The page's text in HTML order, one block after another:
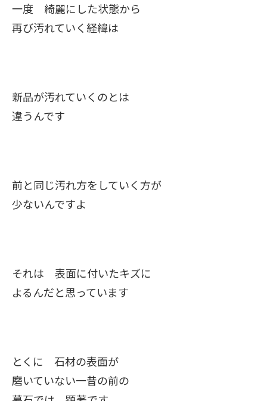
一度 綺麗にした状態から
再び汚れていく経緯は
新品が汚れていくのとは
違うんです
前と同じ汚れ方をしていく方が
少ないんですよ
それは 表面に付いたキズに
よるんだと思っています
とくに 石材の表面が
磨いていない一昔の前の